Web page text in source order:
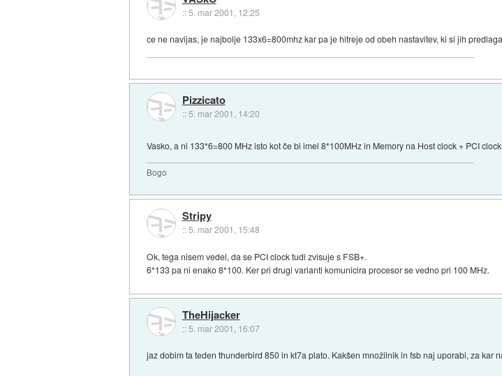
::5. mar 2001, 12:25
ce ne navijas, je najbolje 133x6=800mhz kar pa je hitreje od obeh nastavitev, ki si jih
Pizzicato
:: 5. mar 2001, 14:20
Vasko, a ni 133*6=800 MHz isto kot če bi imel 8*100MHz in Memory na Host clock + PCI
Bogo
Stripy
::5. mar 2001, 15:48
Ok, tega nisem vedel, da se PCI clock tudi zvisuje s FSB+.
6*133 pa ni enako 8*100. Ker pri drugi varianti komunicira procesor se vedno pri 100 MHz.
TheHijacker
:: 5. mar 2001, 16:07
jaz dobim ta teden thunderbird 850 in kt7a plato. Kakšen množilnik in fsb naj uporabi, za